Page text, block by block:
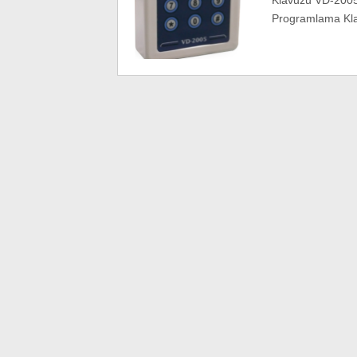
Programlama